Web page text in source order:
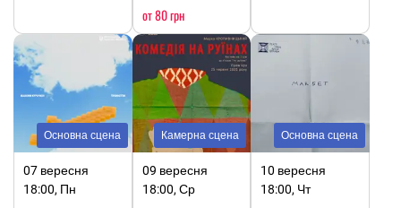
от 80 грн
Основна сцена
07 вересня
18:00, Пн
Камерна сцена
09 вересня
18:00, Ср
Основна сцена
10 вересня
18:00, Чт